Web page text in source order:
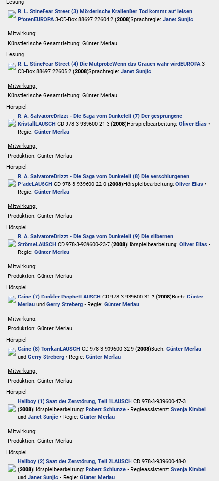
Lesung
R. L. StineFear Street (3) Mörderische KrallenDer Tod kommt auf leisen
PfotenEUROPA3-CD-Box 88697 22604 2 (2008)Sprachregie: Janet Sunjic
Mitwirkung:
Künstlerische Gesamtleitung: Günter Merlau
Lesung
R. L. StineFear Street (4) Die MutprobeWenn das Grauen wahr wirdEUROPA3-
CD-Box 88697 22605 2 (2008)Sprachregie: Janet Sunjic
Mitwirkung:
Künstlerische Gesamtleitung: Günter Merlau
Hörspiel
R. A. SalvatoreDrizzt - Die Saga vom Dunkelelf (7) Der gesprungene
Kristall LAUSCH CD 978-3-939600-21-3 (2008)Hörspielbearbeitung: Oliver Elias •
Regie: Günter Merlau
Mitwirkung:
Produktion: Günter Merlau
Hörspiel
R. A. SalvatoreDrizzt - Die Saga vom Dunkelelf (8) Die verschlungenen
PfadeLAUSCH CD 978-3-939600-22-0 (2008)Hörspielbearbeitung: Oliver Elias •
Regie: Günter Merlau
Mitwirkung:
Produktion: Günter Merlau
Hörspiel
R. A. SalvatoreDrizzt - Die Saga vom Dunkelelf (9) Die silbernen
StrömeLAUSCH CD 978-3-939600-23-7 (2008)Hörspielbearbeitung: Oliver Elias •
Regie: Günter Merlau
Mitwirkung:
Produktion: Günter Merlau
Hörspiel
Caine (7) Dunkler ProphetLAUSCH CD 978-3-939600-31-2 (2008)Buch: Günter
Merlau und Gerry Streberg • Regie: Günter Merlau
Mitwirkung:
Produktion: Günter Merlau
Hörspiel
Caine (8) TorrkanLAUSCH CD 978-3-939600-32-9 (2008)Buch: Günter Merlau
und Gerry Streberg • Regie: Günter Merlau
Mitwirkung:
Produktion: Günter Merlau
Hörspiel
Hellboy (1) Saat der Zerstörung, Teil 1LAUSCH CD 978-3-939600-47-3
(2008)Hörspielbearbeitung: Robert Schlunze • Regieassistenz: Svenja Kimbel
und Janet Sunjic • Regie: Günter Merlau
Mitwirkung:
Produktion: Günter Merlau
Hörspiel
Hellboy (2) Saat der Zerstörung, Teil 2LAUSCH CD 978-3-939600-48-0
(2008)Hörspielbearbeitung: Robert Schlunze • Regieassistenz: Svenja Kimbel
und Janet Sunjic • Regie: Günter Merlau